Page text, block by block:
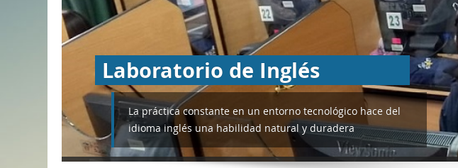
Laboratorio de Inglés
La práctica constante en un entorno tecnológico hace del
idioma inglés una habilidad natural y duradera